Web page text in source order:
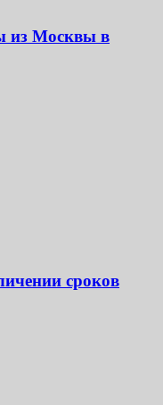
из Москвы в
сроков